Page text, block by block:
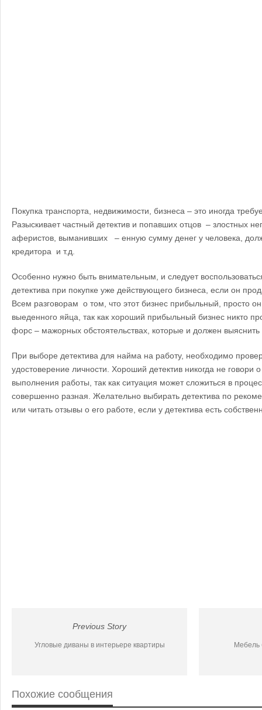
Покупка транспорта, недвижимости, бизнеса – это иногда
Разыскивает частный детектив и попавших отцов – злостных
аферистов, выманивших – енную сумму денег у человека,
кредитора и т.д.
Особенно нужно быть внимательным, и следует
детектива при покупке уже действующего бизнеса, если он
Всем разговорам о том, что этот бизнес прибыльный, просто
выеденного яйца, так как хороший прибыльный бизнес никто
форс – мажорных обстоятельствах, которые и должен выяснить
При выборе детектива для найма на работу, необходимо
удостоверение личности. Хороший детектив никогда не говори
выполнения работы, так как ситуация может сложиться в
совершенно разная. Желательно выбирать детектива по
или читать отзывы о его работе, если у детектива есть
Previous Story
Угловые диваны в интерьере квартиры Мебель
Похожие сообщения